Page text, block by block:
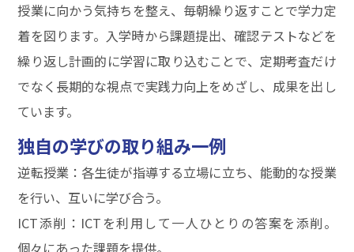
授業に向かう気持ちを整え、毎朝繰り返すことで学力定
着を図ります。入学時から課題提出、確認テストなどを
繰り返し計画的に学習に取り込むことで、定期考査だけ
でなく長期的な視点で実践力向上をめざし、成果を出し
ています。
独自の学びの取り組み一例
逆転授業：各生徒が指導する立場に立ち、能動的な授業
を行い、互いに学び合う。
ICT添削：ICTを利用して一人ひとりの答案を添削。